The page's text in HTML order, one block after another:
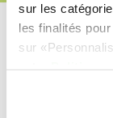
sur les
les finalités
sur